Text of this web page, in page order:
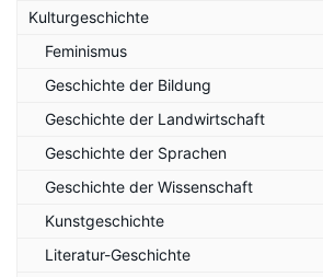
Kulturgeschichte
Feminismus
Geschichte der Bildung
Geschichte der Landwirtschaft
Geschichte der Sprachen
Geschichte der Wissenschaft
Kunstgeschichte
Literatur-Geschichte